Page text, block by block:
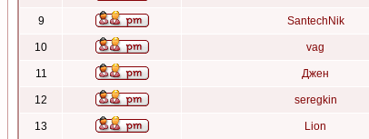
9 SantechNik
10 vag
11 Джен
12 seregkin
13 Lion